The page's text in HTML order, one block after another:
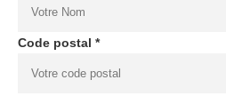
Code postal *